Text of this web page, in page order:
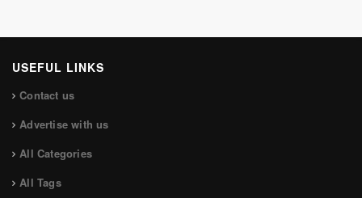
USEFUL LINKS
Contact us
Advertise with us
All Categories
All Tags